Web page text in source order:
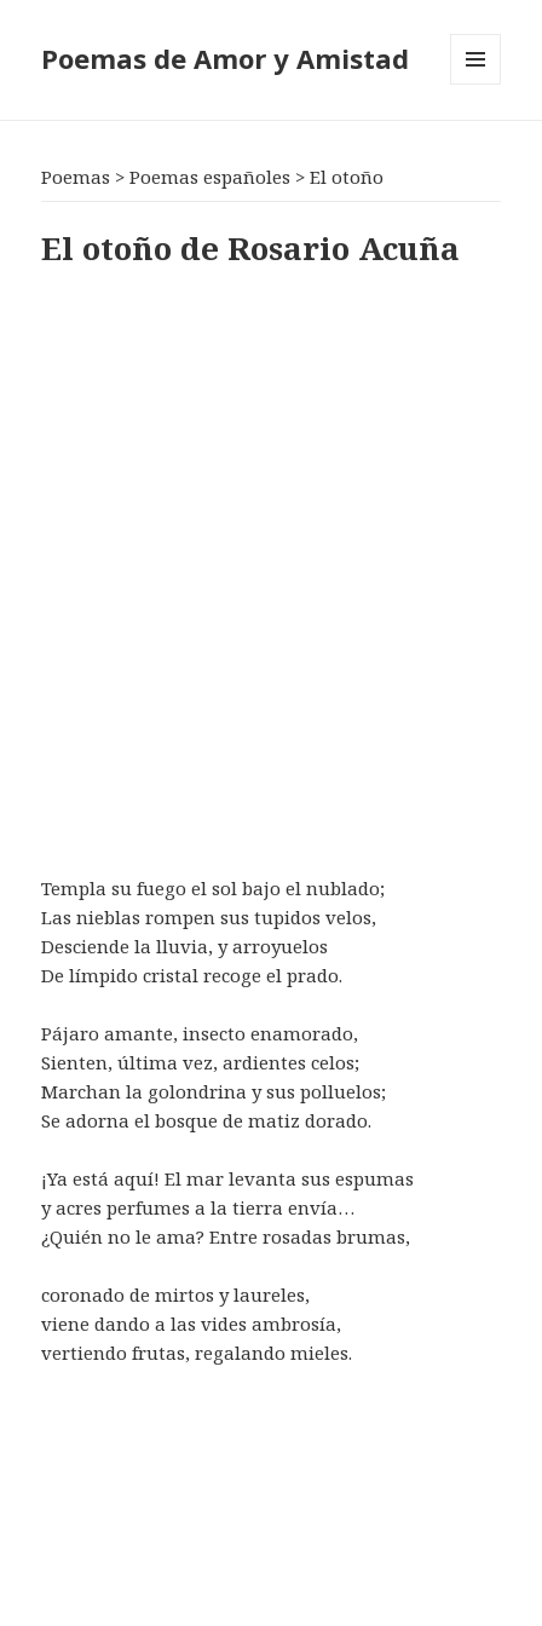
Poemas de Amor y Amistad
Poemas >Poemas españoles >El otoño
El otoño de Rosario Acuña
Templa su fuego el sol bajo el nublado;
Las nieblas rompen sus tupidos velos,
Desciende la lluvia, y arroyuelos
De límpido cristal recoge el prado.
Pájaro amante, insecto enamorado,
Sienten, última vez, ardientes celos;
Marchan la golondrina y sus polluelos;
Se adorna el bosque de matiz dorado.
¡Ya está aquí! El mar levanta sus espumas
y acres perfumes a la tierra envía…
¿Quién no le ama? Entre rosadas brumas,
coronado de mirtos y laureles,
viene dando a las vides ambrosía,
vertiendo frutas, regalando mieles.